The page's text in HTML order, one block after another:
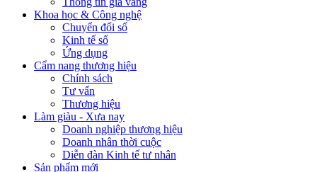
Khoa học & Công nghệ
Chuyển đổi số
Kinh tế số
Ứng dụng
Cẩm nang thương hiệu
Chính sách
Tư vấn
Thương hiệu
Làm giàu - Xưa nay
Doanh nghiệp thương hiệu
Doanh nhân thời cuộc
Diễn đàn Kinh tế tư nhân
Sản phẩm mới